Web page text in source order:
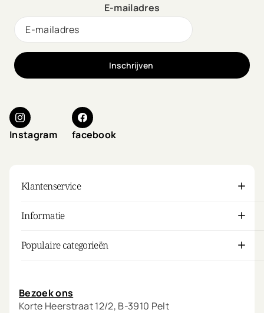
E-mailadres
Inschrijven
Instagram facebook
Klantenservice
Informatie
Populaire categorieën
Bezoek ons
Korte Heerstraat 12/2, B-3910 Pelt